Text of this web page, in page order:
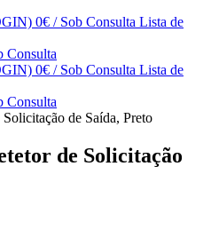
0€ / Sob Consulta Lista de
Consulta
0€ / Sob Consulta Lista de
Consulta
de Solicitação